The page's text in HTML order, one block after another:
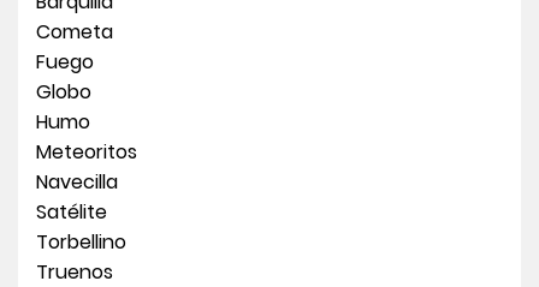
Cometa
Fuego
Globo
Humo
Meteoritos
Navecilla
Satélite
Torbellino
Truenos